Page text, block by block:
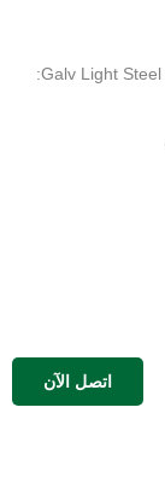
المواد: Galv Light Steel Frames. Z275 /Q345 /AZ150 /G550 TOP:
اتصل الآن